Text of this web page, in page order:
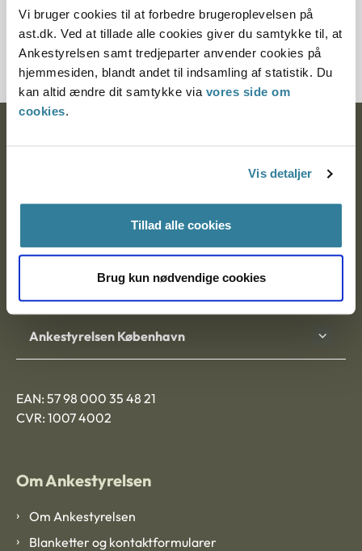
Vi bruger cookies til at forbedre brugeroplevelsen på
ast.dk. Ved at tillade alle cookies giver du samtykke til, at
Ankestyrelsen samt tredjeparter anvender cookies på
hjemmesiden, blandt andet til indsamling af statistik. Du
kan altid ændre dit samtykke via vores side om
cookies.
Vis detaljer
Tillad alle cookies
Brug kun nødvendige cookies
Journalnummer
201662-97
Nytorv 7, 2. sal
Ankestyrelsen Aalborg
Ankestyrelsen København
EAN: 57 98 000 35 48 21
CVR: 1007 4002
Om Ankestyrelsen
Om Ankestyrelsen
Blanketter og kontaktformularer